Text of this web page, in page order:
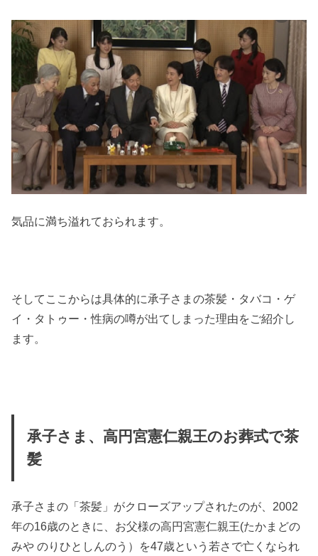
気品に満ち溢れておられます。
そしてここからは具体的に承子さまの茶髪・タバコ・ゲ
イ・タトゥー・性病の噂が出てしまった理由をご紹介し
ます。
承子さま、高円宮憲仁親王のお葬式で茶
髪
承子さまの「茶髪」がクローズアップされたのが、2002
年の16歳のときに、お父様の高円宮憲仁親王(たかまどの
みや のりひとしんのう）を47歳という若さで亡くなられ